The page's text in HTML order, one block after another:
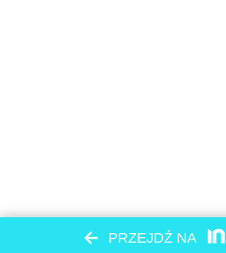
PRZEJDŹ NA